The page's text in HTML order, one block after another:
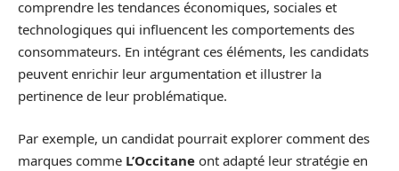
comprendre les tendances économiques, sociales et
technologiques qui influencent les comportements des
consommateurs. En intégrant ces éléments, les candidats
peuvent enrichir leur argumentation et illustrer la
pertinence de leur problématique.
Par exemple, un candidat pourrait explorer comment des
marques comme L’Occitane ont adapté leur stratégie en